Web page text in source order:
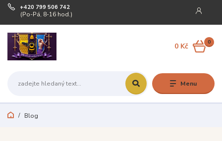
Menu
+420 799 506 742
(Po-Pá, 8-16 hod.)
0
0 Kč
Blog